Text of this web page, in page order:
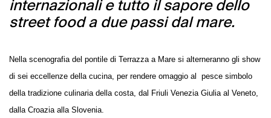
internazionali e tutto il sapore dello
street food a due passi dal mare.
Nella scenografia del pontile di Terrazza a Mare si alterneranno gli show
di sei eccellenze della cucina, per rendere omaggio al pesce simbolo
della tradizione culinaria della costa, dal Friuli Venezia Giulia al Veneto,
dalla Croazia alla Slovenia.